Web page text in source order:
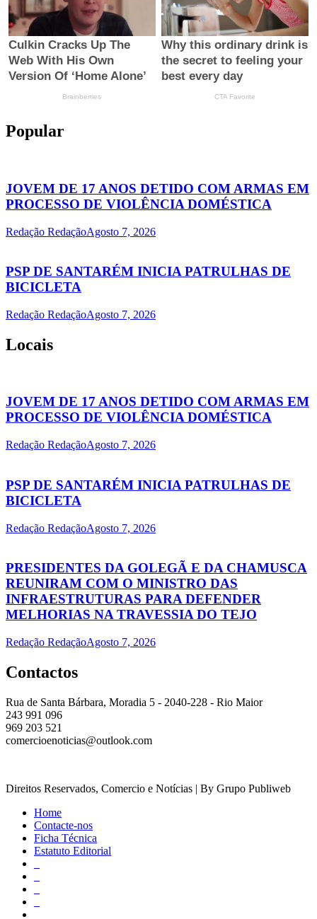
Popular
JOVEM DE 17 ANOS DETIDO COM ARMAS EM
PROCESSO DE VIOLÊNCIA DOMÉSTICA
Redação RedaçãoAgosto 7, 2026
PSP DE SANTARÉM INICIA PATRULHAS DE
BICICLETA
Redação RedaçãoAgosto 7, 2026
Locais
JOVEM DE 17 ANOS DETIDO COM ARMAS EM
PROCESSO DE VIOLÊNCIA DOMÉSTICA
Redação RedaçãoAgosto 7, 2026
PSP DE SANTARÉM INICIA PATRULHAS DE
BICICLETA
Redação RedaçãoAgosto 7, 2026
PRESIDENTES DA GOLEGÃ E DA CHAMUSCA
REUNIRAM COM O MINISTRO DAS
INFRAESTRUTURAS PARA DEFENDER
MELHORIAS NA TRAVESSIA DO TEJO
Redação RedaçãoAgosto 7, 2026
Contactos
Rua de Santa Bárbara, Moradia 5 - 2040-228 - Rio Maior
243 991 096
969 203 521
comercioenoticias@outlook.com
Direitos Reservados, Comercio e Notícias | By Grupo Publiweb
Home
Contacte-nos
Ficha Técnica
Estatuto Editorial